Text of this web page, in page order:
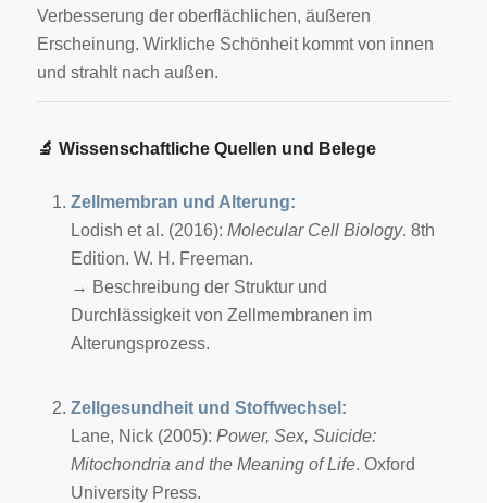
Verbesserung der oberflächlichen, äußeren
Erscheinung. Wirkliche Schönheit kommt von innen
und strahlt nach außen.
🔬 Wissenschaftliche Quellen und Belege
Zellmembran und Alterung:
Lodish et al. (2016): Molecular Cell Biology. 8th
Edition. W. H. Freeman.
→ Beschreibung der Struktur und
Durchlässigkeit von Zellmembranen im
Alterungsprozess.
Zellgesundheit und Stoffwechsel:
Lane, Nick (2005): Power, Sex, Suicide:
Mitochondria and the Meaning of Life. Oxford
University Press.